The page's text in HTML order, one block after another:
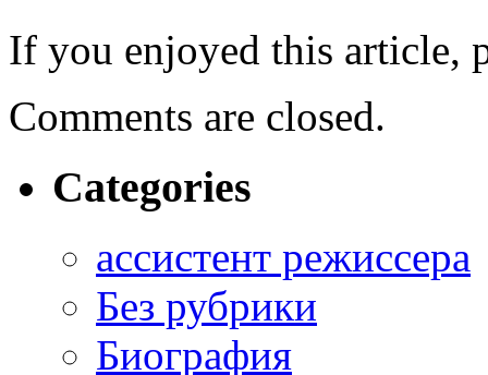
If you enjoyed this article,
Comments are closed.
Categories
ассистент режиссера
Без рубрики
Биография